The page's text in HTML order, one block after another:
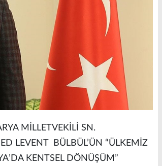
MİLLETVEKİLİ SN.
LEVENT BÜLBÜL’ÜN “ÜLKEMİZ
KENTSEL DÖNÜŞÜM”